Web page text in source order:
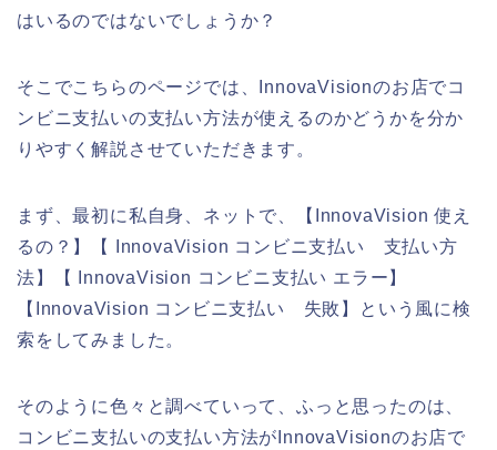
はいるのではないでしょうか？
そこでこちらのページでは、InnovaVisionのお店でコ
ンビニ支払いの支払い方法が使えるのかどうかを分か
りやすく解説させていただきます。
まず、最初に私自身、ネットで、【InnovaVision 使え
るの？】【 InnovaVision コンビニ支払い 支払い方
法】【 InnovaVision コンビニ支払い エラー】
【InnovaVision コンビニ支払い 失敗】という風に検
索をしてみました。
そのように色々と調べていって、ふっと思ったのは、
コンビニ支払いの支払い方法がInnovaVisionのお店で